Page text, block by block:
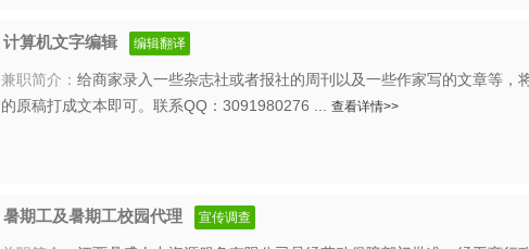
计算机文字编辑 编辑翻译
兼职简介： 给商家录入一些杂志社或者报社的周刊以及一些作家写的文章等，
的原稿打成文本即可。联系QQ：3091980276 ... 查看详情>>
暑期工及暑期工校园代理 宣传调查